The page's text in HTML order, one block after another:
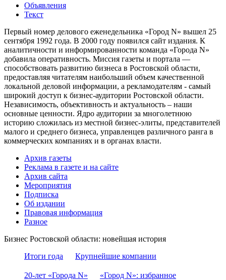
Объявления
Текст
Первый номер делового еженедельника «Город N» вышел 25
сентября 1992 года. В 2000 году появился сайт издания. К
аналитичности и информированности команда «Города N»
добавила оперативность. Миссия газеты и портала —
способствовать развитию бизнеса в Ростовской области,
предоставляя читателям наибольший объем качественной
локальной деловой информации, а рекламодателям - самый
широкий доступ к бизнес-аудитории Ростовской области.
Независимость, объективность и актуальность – наши
основные ценности. Ядро аудитории за многолетнюю
историю сложилась из местной бизнес-элиты, представителей
малого и среднего бизнеса, управленцев различного ранга в
коммерческих компаниях и в органах власти.
Архив газеты
Реклама в газете и на сайте
Архив сайта
Мероприятия
Подписка
Об издании
Правовая информация
Разное
Бизнес Ростовской области: новейшая история
Итоги года
Крупнейшие компании
20-лет «Города N» «Город N»: избранное